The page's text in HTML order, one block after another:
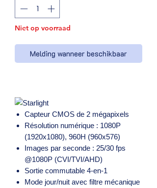
Niet op voorraad
Melding wanneer beschikbaar
Capteur CMOS de 2 mégapixels
Résolution numérique : 1080P
(1920x1080), 960H (960x576)
Images par seconde : 25/30 fps
@1080P (CVI/TVI/AHD)
Sortie commutable 4-en-1
Mode jour/nuit avec filtre mécanique